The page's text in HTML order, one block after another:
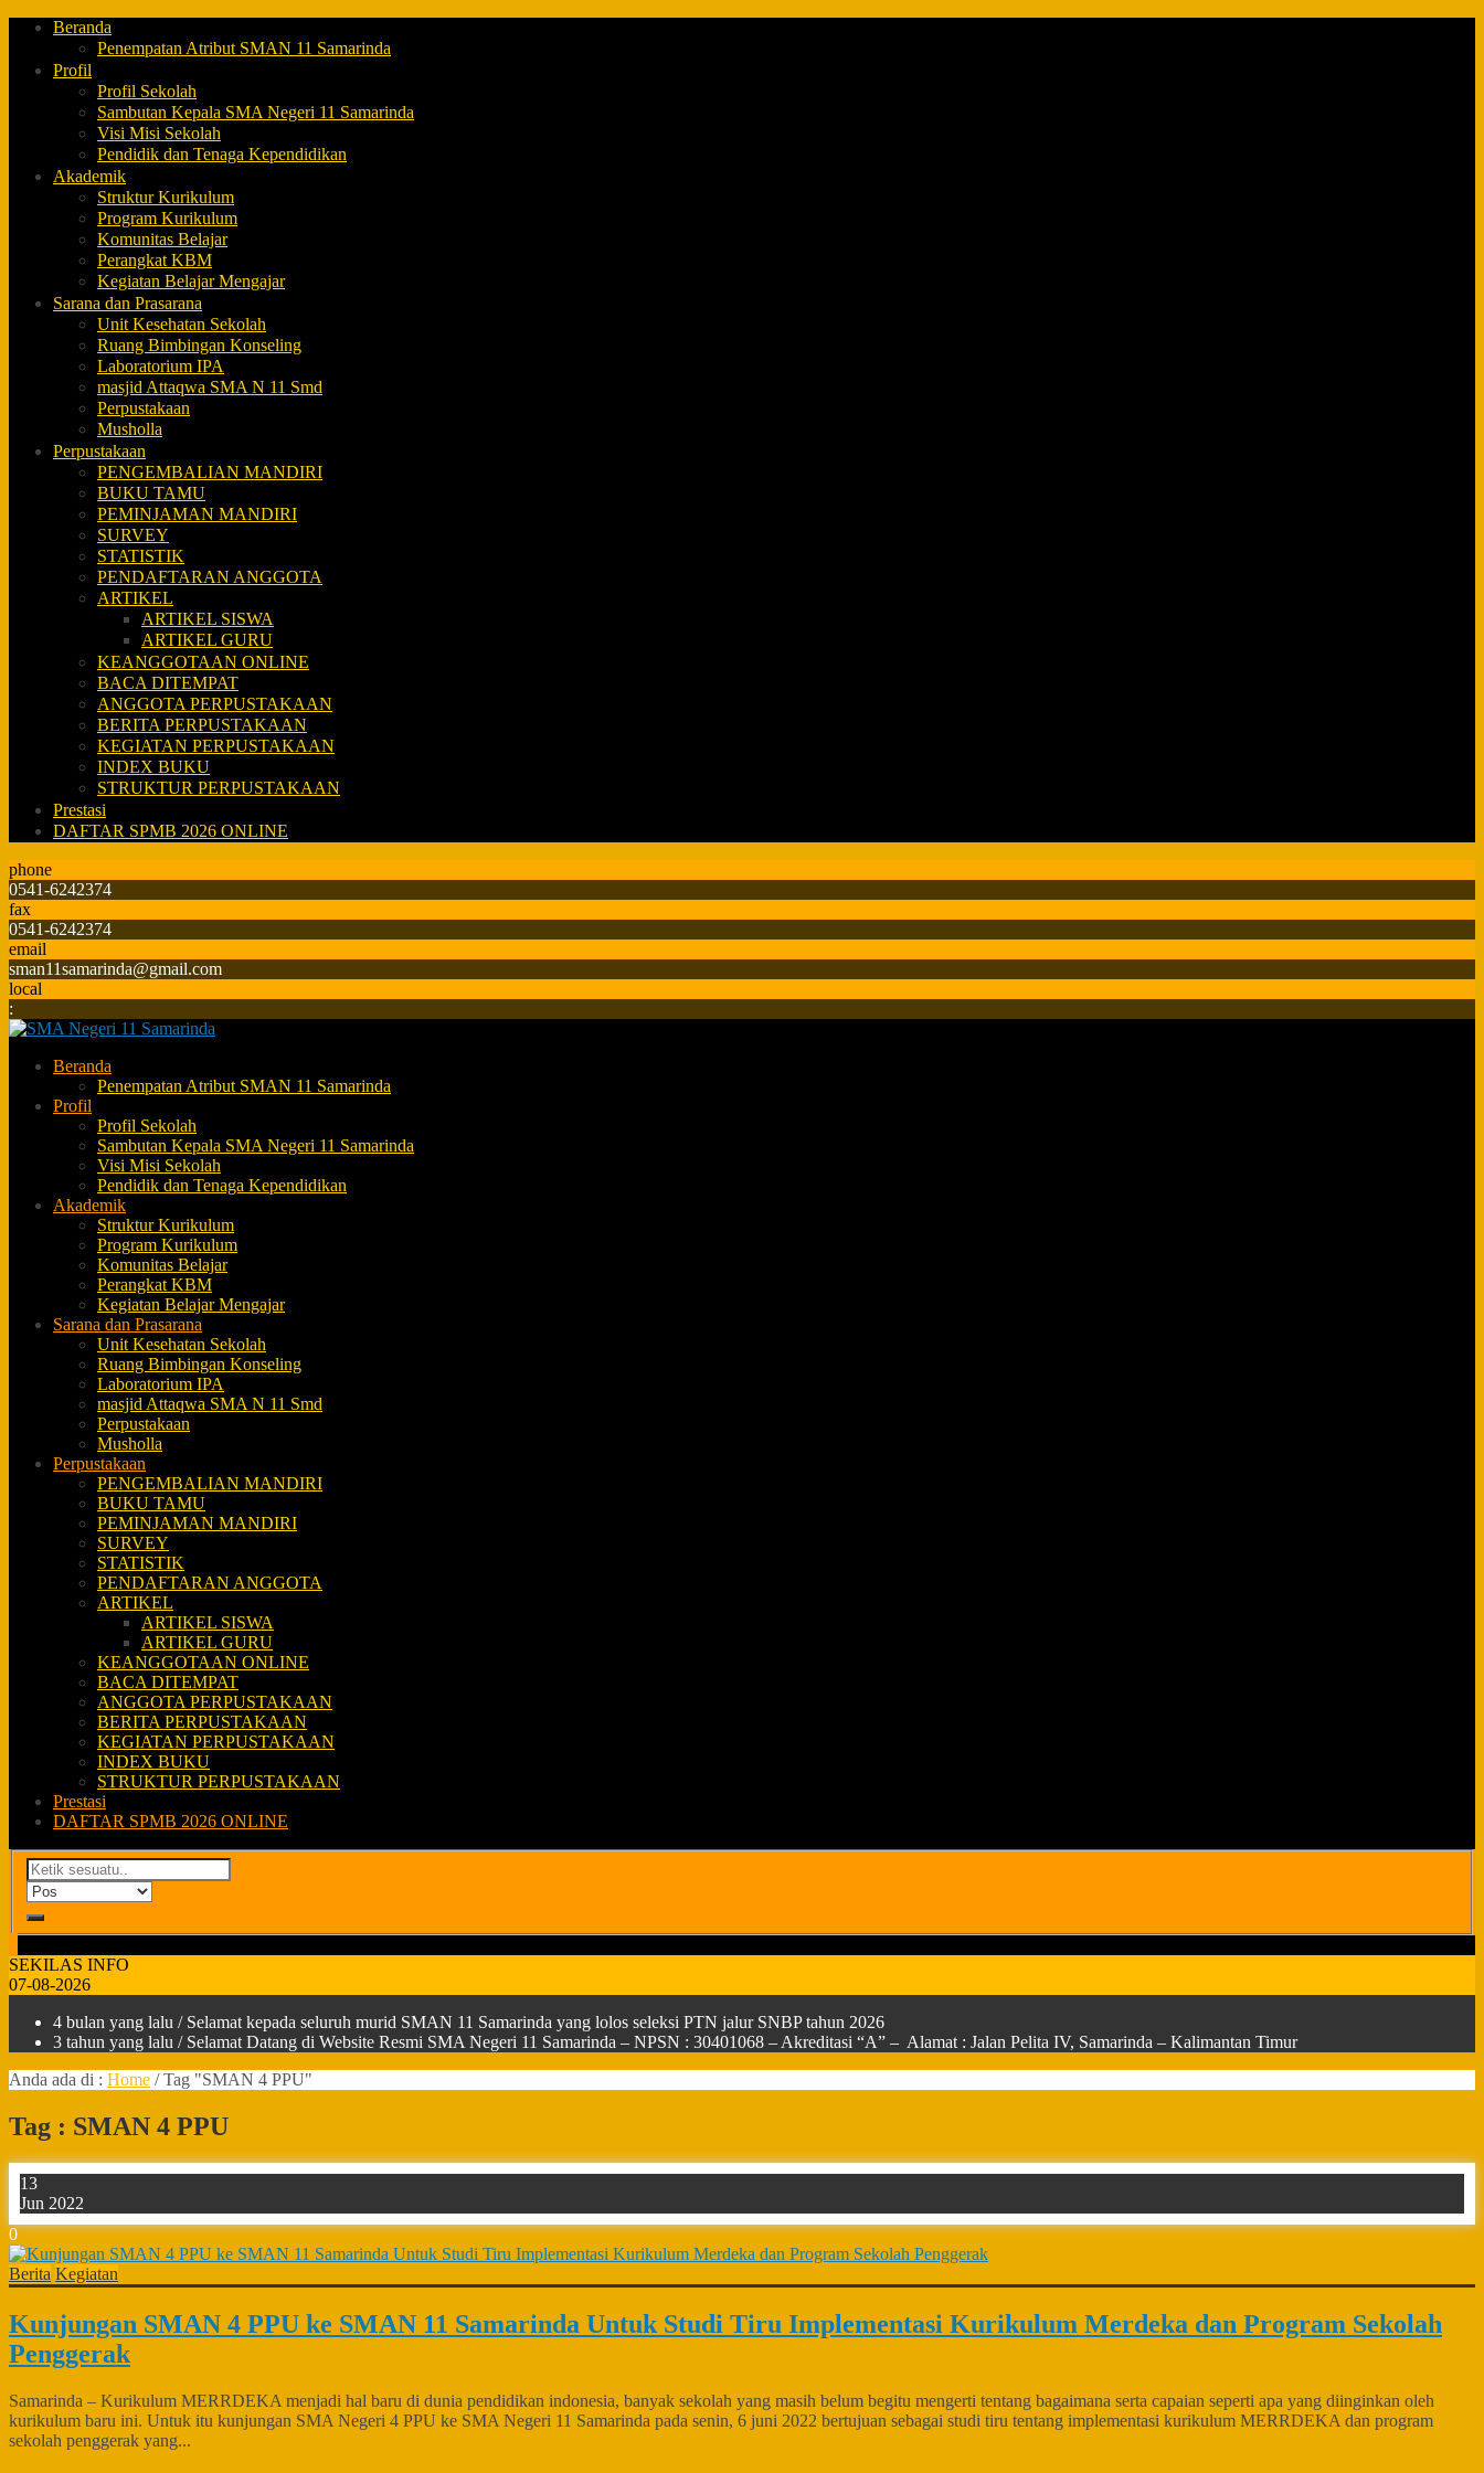
Beranda
Penempatan Atribut SMAN 11 Samarinda
Profil
Profil Sekolah
Sambutan Kepala SMA Negeri 11 Samarinda
Visi Misi Sekolah
Pendidik dan Tenaga Kependidikan
Akademik
Struktur Kurikulum
Program Kurikulum
Komunitas Belajar
Perangkat KBM
Kegiatan Belajar Mengajar
Sarana dan Prasarana
Unit Kesehatan Sekolah
Ruang Bimbingan Konseling
Laboratorium IPA
masjid Attaqwa SMA N 11 Smd
Perpustakaan
Musholla
Perpustakaan
PENGEMBALIAN MANDIRI
BUKU TAMU
PEMINJAMAN MANDIRI
SURVEY
STATISTIK
PENDAFTARAN ANGGOTA
ARTIKEL
ARTIKEL SISWA
ARTIKEL GURU
KEANGGOTAAN ONLINE
BACA DITEMPAT
ANGGOTA PERPUSTAKAAN
BERITA PERPUSTAKAAN
KEGIATAN PERPUSTAKAAN
INDEX BUKU
STRUKTUR PERPUSTAKAAN
Prestasi
DAFTAR SPMB 2026 ONLINE
phone
0541-6242374
fax
0541-6242374
email
sman11samarinda@gmail.com
local
:
Beranda
Penempatan Atribut SMAN 11 Samarinda
Profil
Profil Sekolah
Sambutan Kepala SMA Negeri 11 Samarinda
Visi Misi Sekolah
Pendidik dan Tenaga Kependidikan
Akademik
Struktur Kurikulum
Program Kurikulum
Komunitas Belajar
Perangkat KBM
Kegiatan Belajar Mengajar
Sarana dan Prasarana
Unit Kesehatan Sekolah
Ruang Bimbingan Konseling
Laboratorium IPA
masjid Attaqwa SMA N 11 Smd
Perpustakaan
Musholla
Perpustakaan
PENGEMBALIAN MANDIRI
BUKU TAMU
PEMINJAMAN MANDIRI
SURVEY
STATISTIK
PENDAFTARAN ANGGOTA
ARTIKEL
ARTIKEL SISWA
ARTIKEL GURU
KEANGGOTAAN ONLINE
BACA DITEMPAT
ANGGOTA PERPUSTAKAAN
BERITA PERPUSTAKAAN
KEGIATAN PERPUSTAKAAN
INDEX BUKU
STRUKTUR PERPUSTAKAAN
Prestasi
DAFTAR SPMB 2026 ONLINE
SEKILAS INFO
07-08-2026
4 bulan yang lalu / Selamat kepada seluruh murid SMAN 11 Samarinda yang lolos seleksi PTN jalur SNBP tahun 2026
3 tahun yang lalu / Selamat Datang di Website Resmi SMA Negeri 11 Samarinda – NPSN : 30401068 – Akreditasi “A” – Alamat : Jalan Pelita IV, Samarinda – Kalimantan Timur
Anda ada di : Home /Tag "SMAN 4 PPU"
Tag : SMAN 4 PPU
13
Jun 2022
0
Berita Kegiatan
Kunjungan SMAN 4 PPU ke SMAN 11 Samarinda Untuk Studi Tiru Implementasi Kurikulum Merdeka dan Program Sekolah
Penggerak
Samarinda – Kurikulum MERRDEKA menjadi hal baru di dunia pendidikan indonesia, banyak sekolah yang masih belum begitu mengerti tentang bagaimana serta capaian seperti apa yang diinginkan oleh
kurikulum baru ini. Untuk itu kunjungan SMA Negeri 4 PPU ke SMA Negeri 11 Samarinda pada senin, 6 juni 2022 bertujuan sebagai studi tiru tentang implementasi kurikulum MERRDEKA dan program
sekolah penggerak yang...